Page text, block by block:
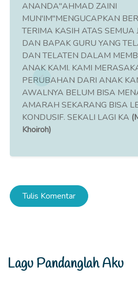
ANANDA"AHMAD ZAINI
MUN'IM"MENGUCAPKAN
TERIMA KASIH ATAS SEMUA
DAN BAPAK GURU YANG
DAN TELATEN DALAM
ANAK KAMI. KAMI MERASAKAN
PERUBAHAN DARI ANAK KAMI
AWALNYA BELUM BISA
AMARAH SEKARANG BISA
KONDUSIF. SEKALI LAGI KA
Khoiroh)
Tulis Komentar
Lagu Pandanglah Aku